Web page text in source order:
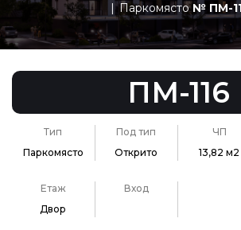
Паркомясто№ ПМ-
ПМ-116
Тип
Паркомясто
Под тип
Открито
ЧП
13,82 м2
Етаж
Двор
Вход